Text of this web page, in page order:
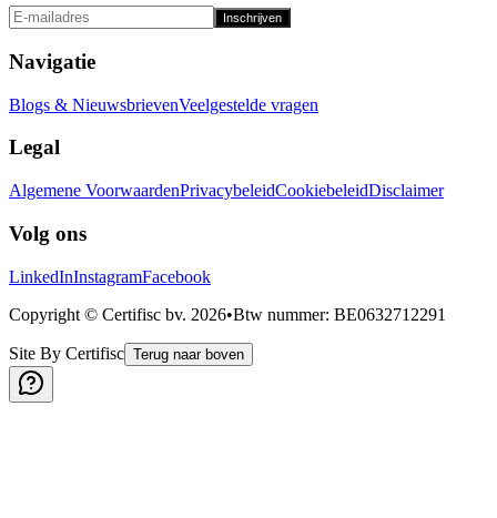
Inschrijven
Navigatie
Blogs & NieuwsbrievenVeelgestelde vragen
Legal
Algemene VoorwaardenPrivacybeleidCookiebeleidDisclaimer
Volg ons
LinkedInInstagramFacebook
Copyright © Certifisc bv. 2026•Btw nummer: BE0632712291
Site By Certifisc Terug naar boven